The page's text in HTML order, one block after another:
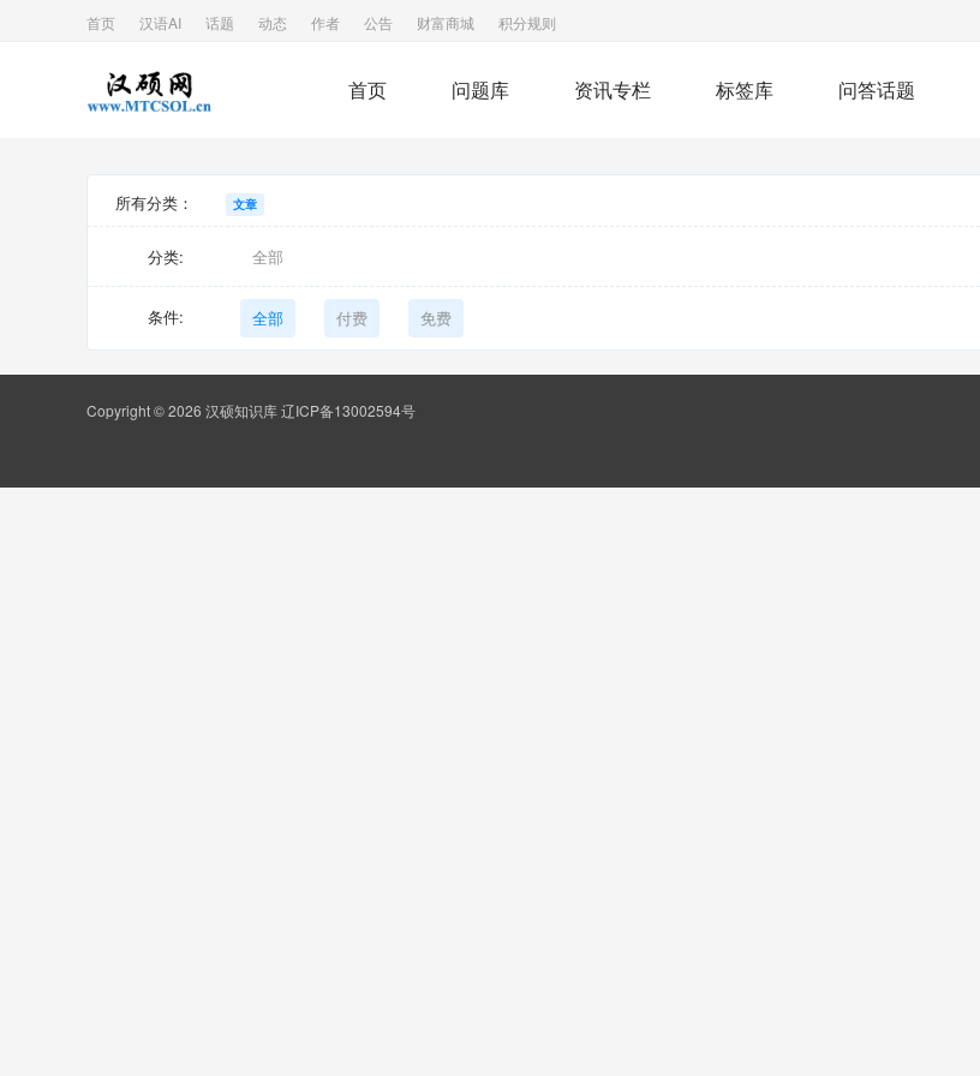
首页 汉语AI 话题 动态 作者 公告 财富商城 积分规则
首页 问题库 资讯专栏 标签库 问答话题
所有分类： 文章
分类: 全部
条件: 全部 付费 免费
Copyright © 2026 汉硕知识库辽ICP备13002594号